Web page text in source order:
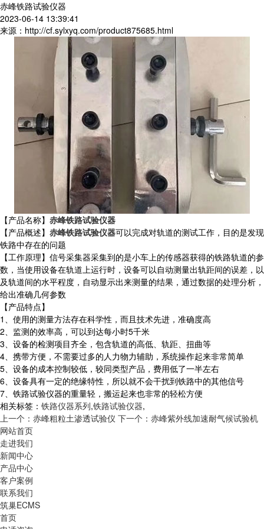
赤峰铁路试验仪器
2023-06-14 13:39:41
来源：http://cf.sylxyq.com/product875685.html
【产品名称】 赤峰铁路试验仪器
【产品概述】 赤峰铁路试验仪器可以完成对轨道的测试工作，目的是发现
铁路中存在的问题
【工作原理】信号采集器采集到的是小车上的传感器获得的铁路轨道的参
数，当使用设备在轨道上运行时，设备可以自动测量出轨距间的误差，以
及轨道间的水平程度，自动显示出来测量的结果，通过数据的处理分析，
给出准确几何参数
【产品特点】
1、使用的测量方法存在科学性，而且技术先进，准确度高
2、监测的效率高，可以到达每小时5千米
3、设备的检测项目齐全，包含轨道的高低、轨距、扭曲等
4、携带方便，不需要过多的人力物力辅助，系统操作起来非常简单
5、设备的成本控制较低，较同类型产品，费用低了一半左右
6、设备具有一定的绝缘特性，所以就不会干扰到铁路中的其他信号
7、铁路试验仪器的重量轻，搬运起来也非常的轻松方便
相关标签： 铁路仪器系列,铁路试验仪器,
上一个：赤峰粗粒土渗透试验仪 下一个：赤峰紫外线加速耐气候试验机
网站首页
走进我们
新闻中心
产品中心
客户案例
联系我们
筑巢ECMS
首页